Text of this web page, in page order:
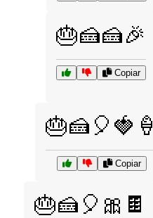
🎂🍰🍰🎉
Copiar
🎂🍰🎈🍓🍦
Copiar
🎂🍰🎈🎀🍫